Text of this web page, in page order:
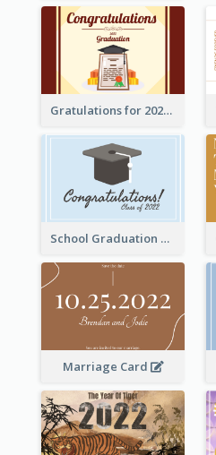
Gratulations for 2020 Graduation Greeting Card
School Graduation Celebration Card
Marriage Card